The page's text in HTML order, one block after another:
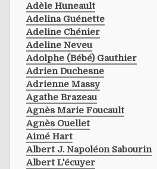
Adèle Huneault
Adelina Guénette
Adeline Chénier
Adeline Neveu
Adolphe (bébé) Gauthier
Adrien Duchesne
Adrienne Massy
Agathe Brazeau
Agnès Marie Foucault
Agnès Ouellet
Aimé Hart
Albert J. Napoléon Sabourin
Albert L'écuyer